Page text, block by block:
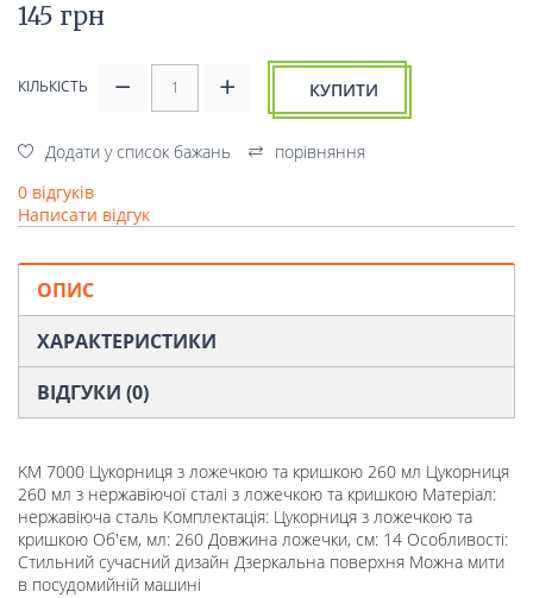
145 грн
КІЛЬКІСТЬ КУПИТИ
Додати у список бажань
порівняння
0 відгуків
Написати відгук
ОПИС
ХАРАКТЕРИСТИКИ
ВІДГУКИ (0)
KM 7000 Цукорниця з ложечкою та кришкою 260 мл Цукорниця
260 мл з нержавіючої сталі з ложечкою та кришкою Матеріал:
нержавіюча сталь Комплектація: Цукорниця з ложечкою та
кришкою Об'єм, мл: 260 Довжина ложечки, см: 14 Особливості:
Стильний сучасний дизайн Дзеркальна поверхня Можна мити
в посудомийній машині